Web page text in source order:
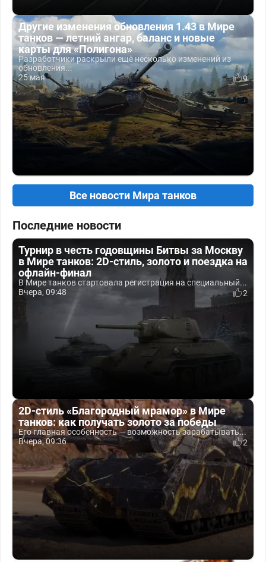
Другие изменения обновления 1.43 в Мире
танков — летний ангар, баланс и новые
карты для «Полигона»
Разработчики раскрыли ещё несколько изменений из
обновления...
25 мая
9
Все новости Мира танков
Последние новости
Турнир в честь годовщины Битвы за Москву
в Мире танков: 2D-стиль, золото и поездка на
офлайн-финал
В Мире танков стартовала регистрация на специальный...
Вчера, 09:48
2
2D-стиль «Благородный мрамор» в Мире
танков: как получать золото за победы
Его главная особенность — возможность зарабатывать...
Вчера, 09:36
2